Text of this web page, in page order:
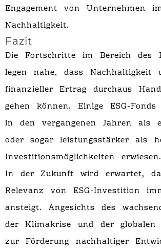
Engagement von Unternehmen
Nachhaltigkeit.
Fazit
Die Fortschritte im Bereich des
legen nahe, dass Nachhaltigkeit
finanzieller Ertrag durchaus
gehen können. Einige ESG-
in den vergangenen Jahren als
oder sogar leistungsstärker als
Investitionsmöglichkeiten erwiesen.
In der Zukunft wird erwartet,
Relevanz von ESG-Investition
ansteigt. Angesichts des
der Klimakrise und der globalen
zur Förderung nachhaltiger